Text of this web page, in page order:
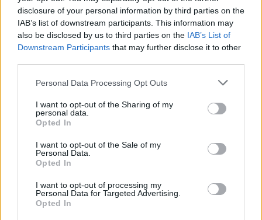
disclosure of your personal information by third parties on the
IAB’s list of downstream participants. This information may
also be disclosed by us to third parties on the IAB’s List of
Downstream Participants that may further disclose it to other
Please note that this website/app uses one or more Google
not limited to your visit or usage behaviour. You may click to
grant or deny consent to Google and its third-party tags to
use your data for below specified purposes in below Google
consent section.
Personal Data Processing Opt Outs
I want to opt-out of the Sharing of my
personal data.
Opted In
I want to opt-out of the Sale of my
Personal Data.
Opted In
I want to opt-out of processing my
Personal Data for Targeted Advertising.
Opted In
Naruto Cha-Crash: primer tráiler del
nuevo juego del ninja
5 mayo, 2020
Naruto Cha-Crash: Tráiler
extendido del nuevo juego para DS
5 mayo, 2020
cosplays del evento japonés
Naruto Ultimate Ninja Storm 2:
Nuevo tráiler del ninja más famoso